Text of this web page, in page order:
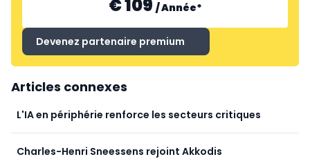
€ 109 /Année*
Devenez partenaire premium
Articles connexes
L'IA en périphérie renforce les secteurs critiques
Charles-Henri Sneessens rejoint Akkodis